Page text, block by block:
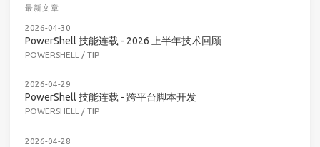
最新文章
2026-04-30
PowerShell 技能连载 - 2026 上半年技术回顾
POWERSHELL / TIP
2026-04-29
PowerShell 技能连载 - 跨平台脚本开发
POWERSHELL / TIP
2026-04-28